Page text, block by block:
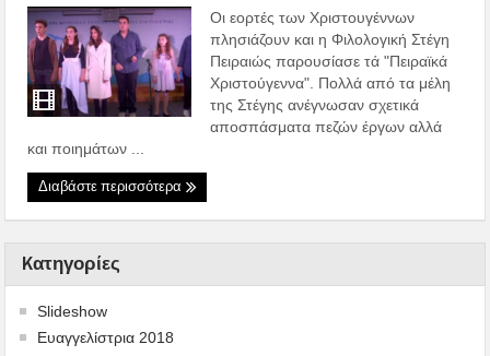
Οι εορτές των Χριστουγέννων
πλησιάζουν και η Φιλολογική Στέγη
Πειραιώς παρουσίασε τά "Πειραϊκά
Χριστούγεννα". Πολλά από τα μέλη
της Στέγης ανέγνωσαν σχετικά
αποσπάσματα πεζών έργων αλλά
και ποιημάτων ...
Διαβάστε περισσότερα
Kατηγορίες
Slideshow
Ευαγγελίστρια 2018